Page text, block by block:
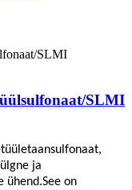
SLMI
ja
ühend.See on